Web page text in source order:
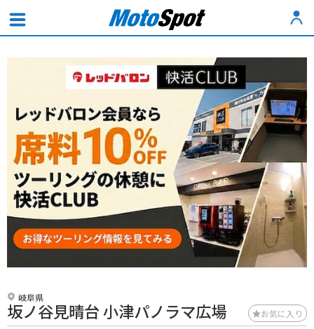
岐阜県
坂ノ谷見晴台 小津パノラマ広場 お気に入り